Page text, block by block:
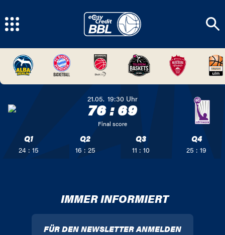
21.05. 19:30 Uhr
76:69
Final score
Q1
24 : 15
Q2
16 : 25
Q3
11 : 10
Q4
25 : 19
IMMER INFORMIERT
FÜR DEN NEWSLETTER ANMELDEN